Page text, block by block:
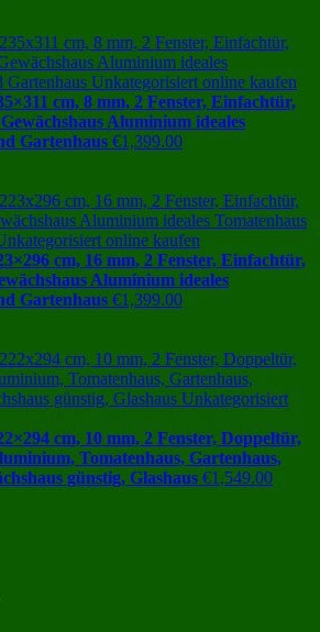
cm, 8 mm, 2 Fenster, Einfachtür,
Aluminium ideales
Gartenhaus €1,399.00
cm, 16 mm, 2 Fenster, Einfachtür,
Aluminium ideales
Gartenhaus €1,399.00
cm, 10 mm, 2 Fenster, Doppeltür,
Tomatenhaus, Gartenhaus,
günstig, Glashaus €1,549.00